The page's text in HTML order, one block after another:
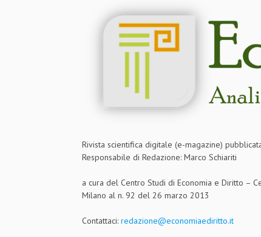
Rivista scientifica digitale (e-magazine)
Responsabile di Redazione: Marco Schiariti
a cura del Centro Studi di Economia e Diritto –
Milano al n. 92 del 26 marzo 2013
Contattaci: redazione@economiaediritto.it